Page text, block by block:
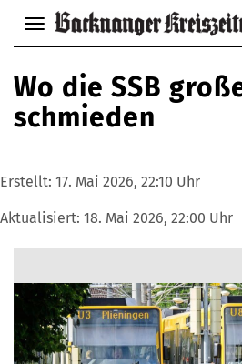
Navigation
anzeigen
verbergen
Wo die SSB
schmieden
Erstellt: 17. Mai 2026, 22:10 Uhr
Aktualisiert: 18. Mai 2026, 22:00 Uhr